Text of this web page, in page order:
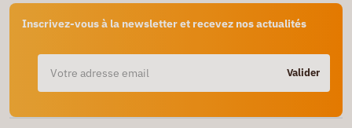
Inscrivez-vous à la newsletter et recevez nos actualités
Valider